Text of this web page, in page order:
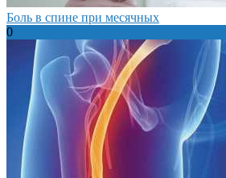
Боль в спине при месячных
0